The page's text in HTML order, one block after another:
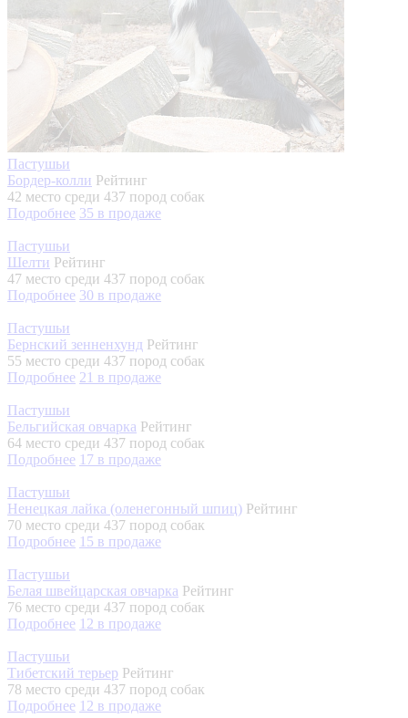
Пастушьи
Бордер-колли Рейтинг
42 место среди 437 пород собак
Подробнее 35 в продаже
Пастушьи
Шелти Рейтинг
47 место среди 437 пород собак
Подробнее 30 в продаже
Пастушьи
Бернский зенненхунд Рейтинг
55 место среди 437 пород собак
Подробнее 21 в продаже
Пастушьи
Бельгийская овчарка Рейтинг
64 место среди 437 пород собак
Подробнее 17 в продаже
Пастушьи
Ненецкая лайка (оленегонный шпиц) Рейтинг
70 место среди 437 пород собак
Подробнее 15 в продаже
Пастушьи
Белая швейцарская овчарка Рейтинг
76 место среди 437 пород собак
Подробнее 12 в продаже
Пастушьи
Тибетский терьер Рейтинг
78 место среди 437 пород собак
Подробнее 12 в продаже